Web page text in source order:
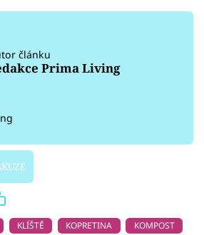
článku
Prima Living
KLÍŠTĚ KOPRETINA
KOMPOST